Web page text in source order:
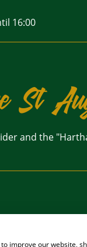
16:00
St
and the
improve our website,